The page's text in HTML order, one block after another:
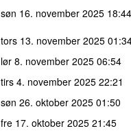
søn 16. november 2025 18:44
tors 13. november 2025
lør 8. november 2025 06:54
tirs 4. november 2025 22:21
søn 26. oktober 2025 01:50
fre 17. oktober 2025 21:45